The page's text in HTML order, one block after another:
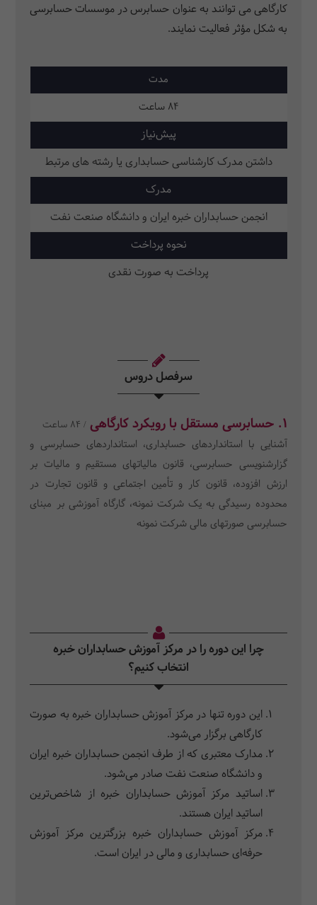
کارگاهی می توانند به عنوان حسابرس در موسسات حسابرسی
به شکل مؤثر فعالیت نمایند.
مدت
84 ساعت
پیش‌نیاز
داشتن مدرک کارشناسی حسابداری یا رشته های مرتبط
مدرک
انجمن حسابداران خبره ایران و دانشگاه صنعت نفت
نحوه پرداخت
پرداخت به صورت نقدی
سرفصل دروس
1. حسابرسی مستقل با رویکرد کارگاهی / 84 ساعت
آشنایی با استانداردهای حسابداری، استانداردهای حسابرسی و
گزارشنویسی حسابرسی، قانون مالیاتهای مستقیم و مالیات بر
ارزش افزوده، قانون کار و تأمین اجتماعی و قانون تجارت در
محدوده رسیدگی به یک شرکت نمونه، گارگاه آموزشی بر مبنای
حسابرسی صورتهای مالی شرکت نمونه
چرا این دوره را در مرکز آموزش حسابداران خبره
انتخاب کنیم؟
این دوره تنها در مرکز آموزش حسابداران خبره به صورت
کارگاهی برگزار می‌شود.
مدارک معتبری که از طرف انجمن حسابداران خبره ایران
و دانشگاه صنعت نفت صادر می‌شود.
اساتید مرکز آموزش حسابداران خبره از شاخص‌ترین
اساتید ایران هستند.
مرکز آموزش حسابداران خبره بزرگترین مرکز آموزش
حرفه‌ای حسابداری و مالی در ایران است.